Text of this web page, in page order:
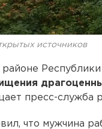
источников
пресс-служба
что мужчина